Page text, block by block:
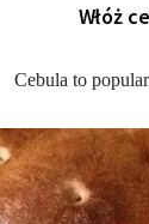
Włóż
Cebula to